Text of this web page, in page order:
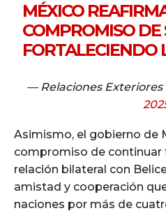
MÉXICO
COMPROMISO DE
FORTALECIENDO
— Relaciones Exteriores
Asimismo, el gobierno de
compromiso de continuar
relación bilateral con
amistad y cooperación
naciones por más de